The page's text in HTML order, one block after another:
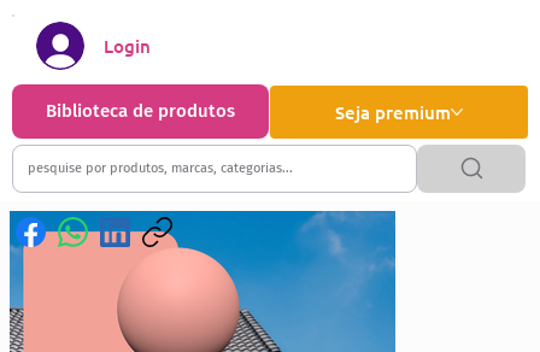
Seja premium
Biblioteca de produtos
Login